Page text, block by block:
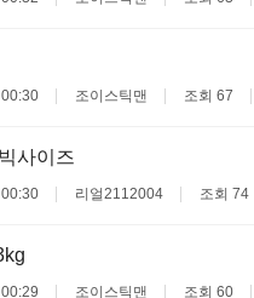
00:30 조이스틱맨 조회 67
사이즈
00:30 리얼2112004 조회 74
00:29 조이스틱맨 조회 60